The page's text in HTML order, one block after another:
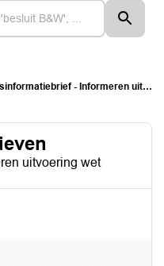
- Informeren uitvoering wet integrale suïcidepreventie
uitvoering wet